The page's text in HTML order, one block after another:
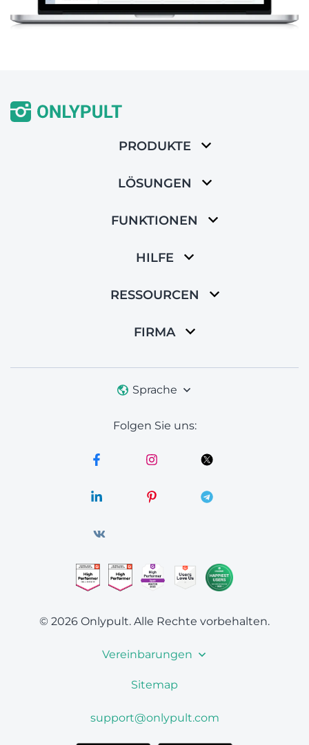
PRODUKTE
LÖSUNGEN
FUNKTIONEN
HILFE
RESSOURCEN
FIRMA
Sprache
Folgen Sie uns:
© 2026 Onlypult. Alle Rechte vorbehalten.
Vereinbarungen
Sitemap
support@onlypult.com